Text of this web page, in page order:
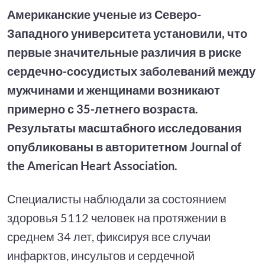
Американские ученые из Северо-
Западного университета установили, что
первые значительные различия в риске
сердечно-сосудистых заболеваний между
мужчинами и женщинами возникают
примерно с 35-летнего возраста.
Результаты масштабного исследования
опубликованы в авторитетном Journal of
the American Heart Association.
Специалисты наблюдали за состоянием
здоровья 5112 человек на протяжении в
среднем 34 лет, фиксируя все случаи
инфарктов, инсультов и сердечной